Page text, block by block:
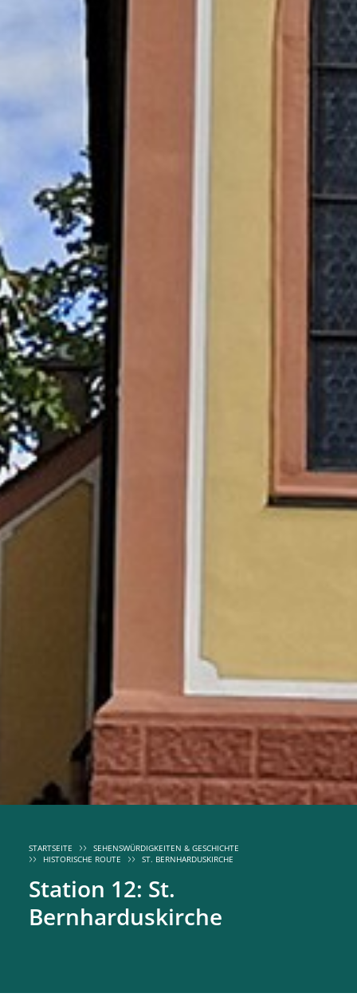
STARTSEITE
SEHENSWÜRDIGKEITEN & GESCHICHTE
HISTORISCHE ROUTE
ST. BERNHARDUSKIRCHE
Station 12: St.
Bernharduskirche